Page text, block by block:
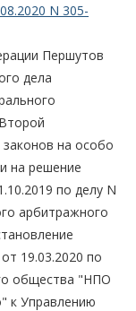
N 305-
Першутов
дела
на особо
на решение
по делу N
арбитражного
19.03.2020 по
общества "НПО
к Управлению